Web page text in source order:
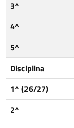
3^
4^
5^
Disciplina
1^ (26/27)
2^